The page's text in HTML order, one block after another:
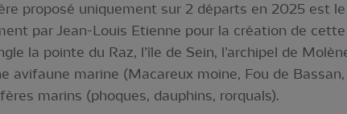
proposé uniquement sur 2 départs en 2025 est
par Jean-Louis Etienne pour la création de
la pointe du Raz, l’île de Sein, l’archipel de
avifaune marine (Macareux moine, Fou de
marins (phoques, dauphins, rorquals).